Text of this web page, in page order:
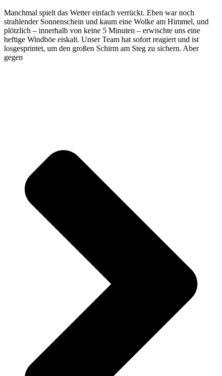
Manchmal spielt das Wetter einfach verrückt. Eben war noch
strahlender Sonnenschein und kaum eine Wolke am Himmel, und
plötzlich – innerhalb von keine 5 Minuten – erwischte uns eine
heftige Windböe eiskalt. Unser Team hat sofort reagiert und ist
losgesprintet, um den großen Schirm am Steg zu sichern. Aber
gegen